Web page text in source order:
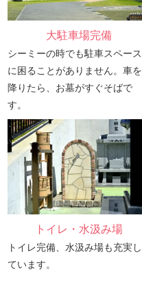
大駐車場完備
シーミーの時でも駐車スペース
に困ることがありません。車を
降りたら、お墓がすぐそばで
す。
トイレ・水汲み場
トイレ完備、水汲み場も充実し
ています。